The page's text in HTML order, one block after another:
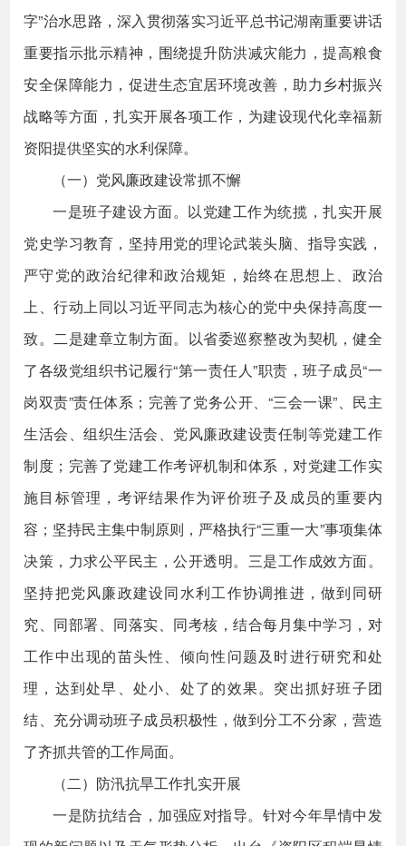
字”治水思路，深入贯彻落实习近平总书记湖南重要讲话
重要指示批示精神，围绕提升防洪减灾能力，提高粮食
安全保障能力，促进生态宜居环境改善，助力乡村振兴
战略等方面，扎实开展各项工作，为建设现代化幸福新
资阳提供坚实的水利保障。
（一）党风廉政建设常抓不懈
一是班子建设方面。以党建工作为统揽，扎实开展
党史学习教育，坚持用党的理论武装头脑、指导实践，
严守党的政治纪律和政治规矩，始终在思想上、政治
上、行动上同以习近平同志为核心的党中央保持高度一
致。二是建章立制方面。以省委巡察整改为契机，健全
了各级党组织书记履行“第一责任人”职责，班子成员“一
岗双责”责任体系；完善了党务公开、“三会一课”、民主
生活会、组织生活会、党风廉政建设责任制等党建工作
制度；完善了党建工作考评机制和体系，对党建工作实
施目标管理，考评结果作为评价班子及成员的重要内
容；坚持民主集中制原则，严格执行“三重一大”事项集体
决策，力求公平民主，公开透明。三是工作成效方面。
坚持把党风廉政建设同水利工作协调推进，做到同研
究、同部署、同落实、同考核，结合每月集中学习，对
工作中出现的苗头性、倾向性问题及时进行研究和处
理，达到处早、处小、处了的效果。突出抓好班子团
结、充分调动班子成员积极性，做到分工不分家，营造
了齐抓共管的工作局面。
（二）防汛抗旱工作扎实开展
一是防抗结合，加强应对指导。针对今年旱情中发